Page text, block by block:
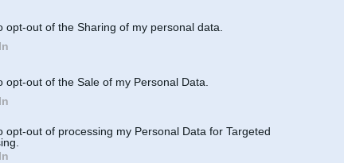
opt-out of the Sharing of my personal data.
opt-out of the Sale of my Personal Data.
opt-out of processing my Personal Data for Targeted